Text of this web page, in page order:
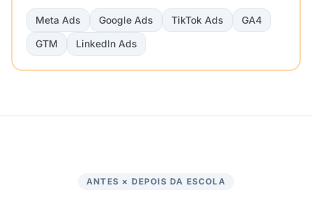
Meta Ads Google Ads TikTok Ads
GA4
GTM
LinkedIn Ads
ANTES × DEPOIS DA ESCOLA